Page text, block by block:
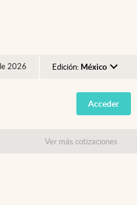
2026 Edición: México
Argentina
España
USA
Acceder
Ver más cotizaciones